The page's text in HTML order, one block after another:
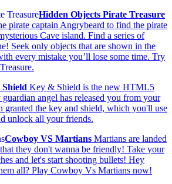
Hidden Objects Pirate Treasure
pirate captain Angrybeard to find the pirate
Cave island. Find a series of
Seek only objects that are shown in the
every mistake you’ll lose some time. Try
Key & Shield is the new HTML5
angel has released you from your
granted the key and shield, which you'll use
unlock all your friends.
Cowboy VS Martians Martians are landed
they don't wanna be friendly! Take your
and let's start shooting bullets! Hey
all? Play Cowboy Vs Martians now!